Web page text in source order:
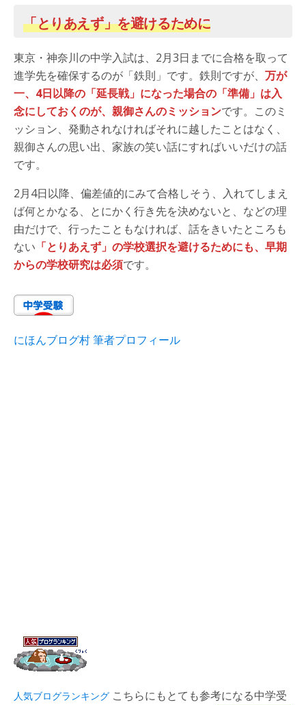
「とりあえず」を避けるために
東京・神奈川の中学入試は、2月3日までに合格を取って
進学先を確保するのが「鉄則」です。鉄則ですが、 万が
一、4日以降の「延長戦」になった場合の「準備」は入
念にしておくのが、親御さんのミッションです。このミ
ッション、発動されなければそれに越したことはなく、
親御さんの思い出、家族の笑い話にすればいいだけの話
です。
2月4日以降、偏差値的にみて合格しそう、入れてしまえ
ば何とかなる、とにかく行き先を決めないと、などの理
由だけで、行ったこともなければ、話をきいたところも
ない 「とりあえず」の学校選択を避けるためにも、早期
からの学校研究は必須です。
にほんブログ村 筆者プロフィール
人気ブログランキング こちらにもとても参考になる中学受